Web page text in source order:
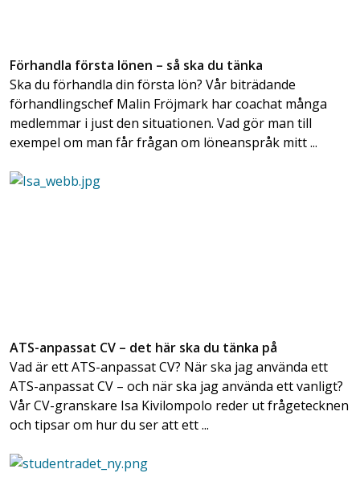
Förhandla första lönen – så ska du tänka
Ska du förhandla din första lön? Vår biträdande
förhandlingschef Malin Fröjmark har coachat många
medlemmar i just den situationen. Vad gör man till
exempel om man får frågan om löneanspråk mitt ...
ATS-anpassat CV – det här ska du tänka på
Vad är ett ATS-anpassat CV? När ska jag använda ett
ATS-anpassat CV – och när ska jag använda ett vanligt?
Vår CV-granskare Isa Kivilompolo reder ut frågetecknen
och tipsar om hur du ser att ett ...